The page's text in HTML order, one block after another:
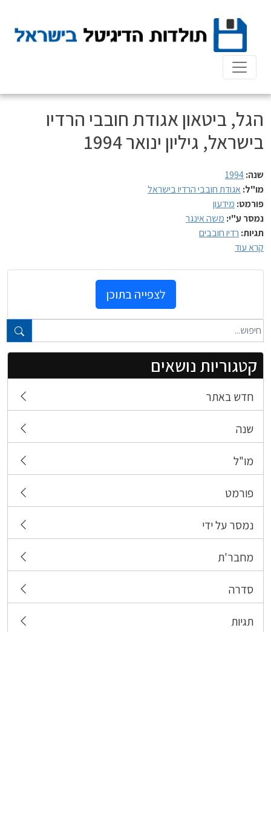
content
טקסט חופשי...
קטגוריות נושאים
חדש באתר
שנה
מו"ל
פורמט
נמסר על ידי
מחבר'ת
סדרה
תגיות
הגל, ביטאון אגודת חובבי הרדיו
בישראל, גיליון ינואר 1994
שנה:1994
מו"ל: אגודת חובבי הרדיו בישראל
פורמט: מידעון
נמסר ע"י: משה אינגר
תגיות: רדיו חובבים
קרא עוד
לצפייה בתוכן